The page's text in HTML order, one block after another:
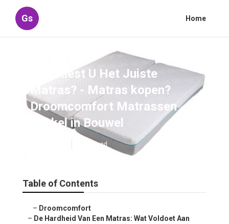
Gs Home
Hoe Kiest U Het Juiste
Matras? - Matras kopen?
Droomcomfort Matrassen
Winkel in Bouwel
6 min read
Table of Contents
– Droomcomfort
– De Hardheid Van Een Matras: Wat Voldoet Aan